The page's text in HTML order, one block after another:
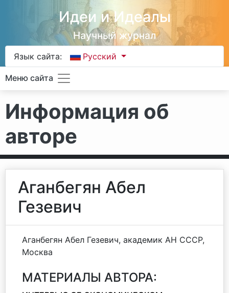
Идеи и Идеалы
Научный журнал
Язык сайта: Русский
Меню сайта
Информация об
авторе
Аганбегян Абел
Гезевич
Аганбегян Абел Гезевич, академик АН СССР,
Москва
МАТЕРИАЛЫ АВТОРА: